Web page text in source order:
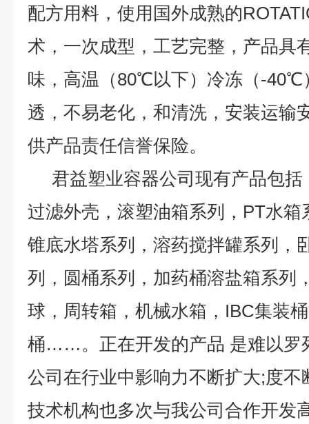
配方用料，使用国外成熟的
术，一次成型，工艺完整，产品具
味，高温（80℃以下）冷冻（-40℃
透，不易老化，和清洗，安装运输
供产品责任信誉保险。
君益塑业容器公司现有产品包括
过滤外壳，滚塑油箱系列，PT水
锥底水塔系列，溶药搅拌罐系列，
列，圆桶系列，加药桶溶盐箱系列
球，周转箱，机械水箱，IBC集装
桶……。正在开发的产品 是难以
公司在行业中影响力不断扩大;度
技术机构也多次与我公司合作开发